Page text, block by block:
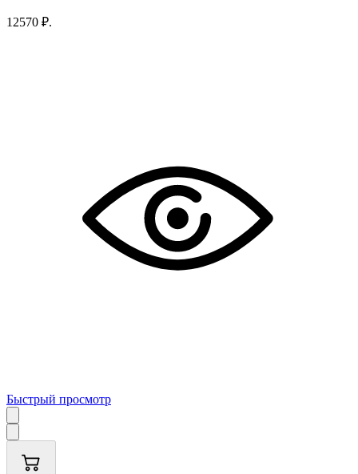
12570 ₽.
Быстрый просмотр